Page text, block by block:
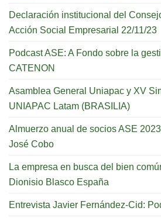
Declaración institucional del
Acción Social Empresarial 22/11/23
Podcast ASE: A Fondo sobre la
CATENON
Asamblea General Uniapac y XV
UNIAPAC Latam (BRASILIA)
Almuerzo anual de socios ASE
José Cobo
La empresa en busca del bien
Dionisio Blasco España
Entrevista Javier Fernández-Cid: